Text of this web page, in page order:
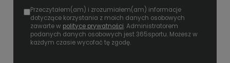
Przeczytałem(am) i zrozumiałem(am) informacje
dotyczące korzystania z moich danych osobowych
zawarte w polityce prywatności. Administratorem
podanych danych osobowych jest 365sportu. Możesz w
każdym czasie wycofać tę zgodę.